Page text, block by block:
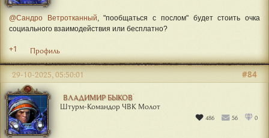
@Сандро Ветротканный, "пообщаться с послом" будет стоить очка
социального взаимодействия или бесплатно?
+1 Профиль
ВЛАДИМИР БЫКОВ
Штурм-Командор ЧВК Молот
486 56 0
#84
29-10-2025, 05:50:01